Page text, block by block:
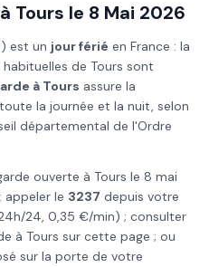
Tours le 8 Mai 2026
) est un jour férié en France : la
de Tours sont
à Tours assure la
la journée et la nuit, selon
départemental de l'Ordre
ouverte à Tours le 8 mai
appeler le 3237 depuis votre
24, 0,35 €/min) ; consulter
à Tours sur cette page ; ou
sur la porte de votre